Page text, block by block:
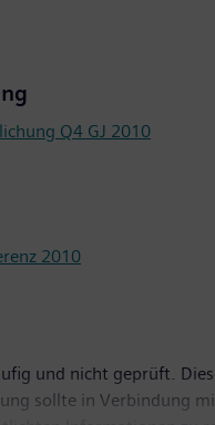
Q4 GJ 2010
2010
und nicht geprüft.
sollte in Verbindung